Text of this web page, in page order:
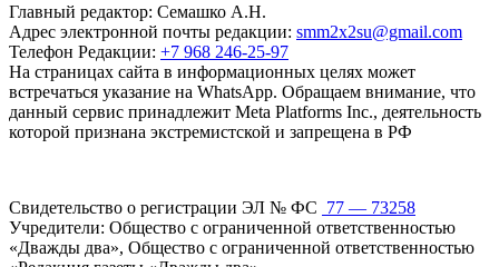
Главный редактор: Семашко А.Н.
Адрес электронной почты редакции: smm2x2su@gmail.com
Телефон Редакции: +7 968 246-25-97
На страницах сайта в информационных целях может
встречаться указание на WhatsApp. Обращаем внимание, что
данный сервис принадлежит Meta Platforms Inc., деятельность
которой признана экстремистской и запрещена в РФ
Свидетельство о регистрации ЭЛ № ФС 77 — 73258
Учредители: Общество с ограниченной ответственностью
«Дважды два», Общество с ограниченной ответственностью